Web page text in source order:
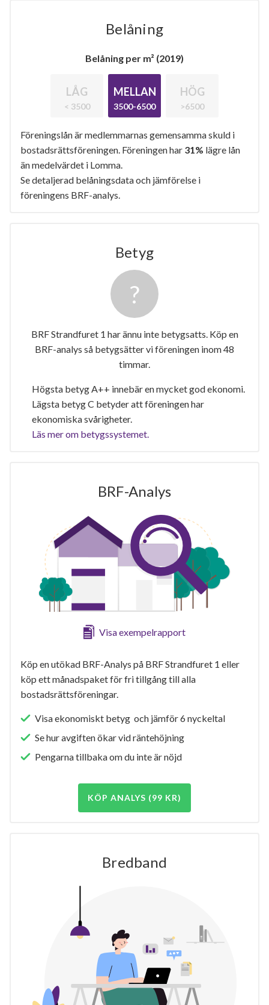
Belåning
Belåning per m² (2019)
LÅG
< 3500
MELLAN
3500-6500
HÖG
>6500
Föreningslån är medlemmarnas gemensamma skuld i
bostadsrättsföreningen. Föreningen har 31% lägre lån
än medelvärdet i Lomma.
Se detaljerad belåningsdata och jämförelse i
föreningens BRF-analys.
Betyg
BRF Strandfuret 1 har ännu inte betygsatts. Köp en
BRF-analys så betygsätter vi föreningen inom 48
timmar.
Högsta betyg A++ innebär en mycket god ekonomi.
Lägsta betyg C betyder att föreningen har
ekonomiska svårigheter.
Läs mer om betygssystemet.
BRF-Analys
Visa exempelrapport
Köp en utökad BRF-Analys på BRF Strandfuret 1 eller
köp ett månadspaket för fri tillgång till alla
bostadsrättsföreningar.
Visa ekonomiskt betyg och jämför 6 nyckeltal
Se hur avgiften ökar vid räntehöjning
Pengarna tillbaka om du inte är nöjd
KÖP ANALYS (99 KR)
Bredband